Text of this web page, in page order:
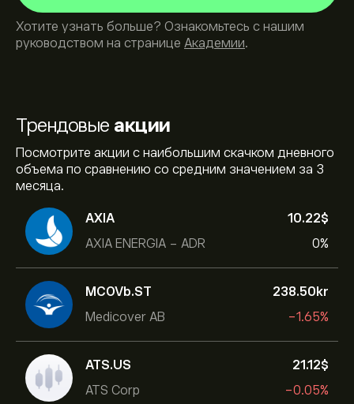
Трендовые акции
Посмотрите акции с наибольшим скачком дневного
объема по сравнению со средним значением за 3
месяца.
AXIA
AXIA ENERGIA - ADR
10.22‎$‎
0%
MCOVb.ST
Medicover AB
238.50‎kr‎
-1.65%
ATS.US
ATS Corp
21.12‎$‎
-0.05%
Хотите узнать больше? Ознакомьтесь с нашим
руководством на странице Академии.